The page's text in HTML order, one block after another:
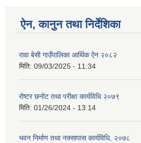
ऐन, कानुन तथा निर्देशिका
रावा बेसी गाउँपालिका आर्थिक ऐन २०८२
मिति: 09/03/2025 - 11:34
रोष्टर छनोट तथा परीक्षा कार्यविधि २०७९
मिति: 01/26/2024 - 13:14
भवन निर्माण तथा नक्सापास कार्यविधि, २०७८